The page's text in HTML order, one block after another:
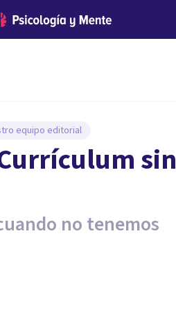
equipo editorial
sin
no tenemos